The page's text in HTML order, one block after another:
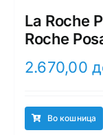
La Roche
Roche
2.670,00
Во кошница